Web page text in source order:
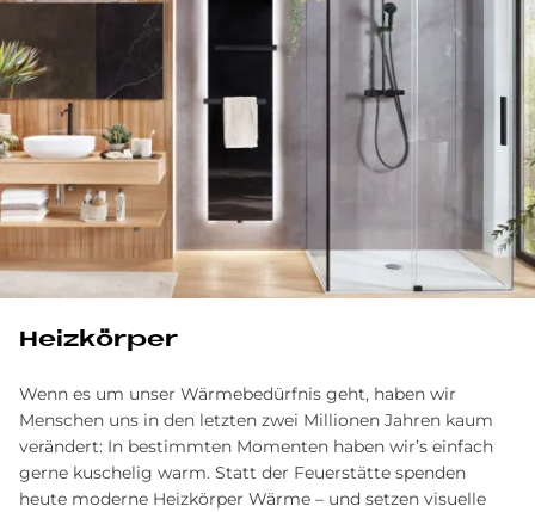
Heizkörper
Wenn es um unser Wärmebedürfnis geht, haben wir
Menschen uns in den letzten zwei Millionen Jahren kaum
verändert: In bestimmten Momenten haben wir’s einfach
gerne kuschelig warm. Statt der Feuerstätte spenden
heute moderne Heizkörper Wärme – und setzen visuelle